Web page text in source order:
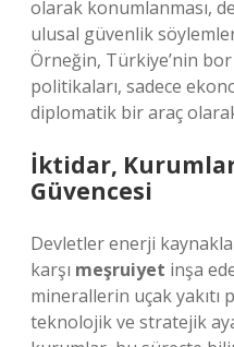
olarak konumlanması,
ulusal güvenlik
Örneğin, Türkiye’nin
politikaları, sadece
diplomatik bir araç
İktidar,
Güvencesi
Devletler enerji
karşı meşruiyet inşa
minerallerin uçak
teknolojik ve stratejik